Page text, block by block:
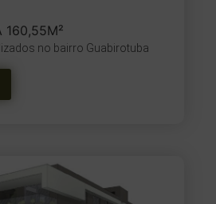
160,55M²
no bairro Guabirotuba